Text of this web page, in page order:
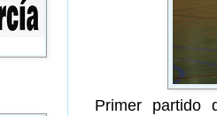
Primer partido